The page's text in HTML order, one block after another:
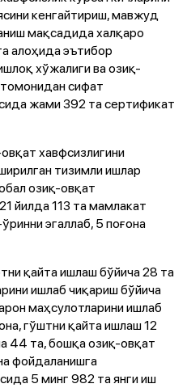
кенгайтириш, мавжуд
мақсадида халқаро
алоҳида эътибор
хўжалиги ва озиқ-
сифат
жами 392 та сертификат
хавфсизлигини
тизимли ишлар
озиқ-овқат
йилда 113 та мамлакат
эгаллаб, 5 поғона
қайта ишлаш бўйича 28 та
ишлаб чиқариш бўйича
маҳсулотларини ишлаб
гўштни қайта ишлаш 12
44 та, бошқа озиқ-овқат
фойдаланишга
5 минг 982 та янги иш